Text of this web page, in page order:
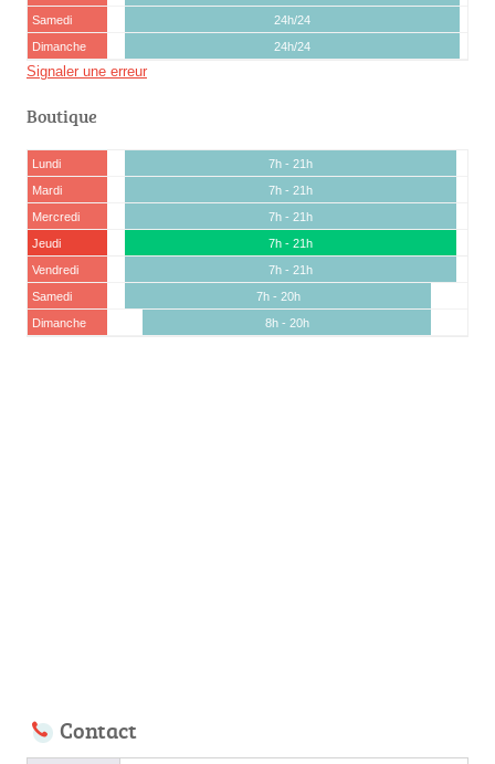
Samedi
24h/24
Dimanche
24h/24
Signaler une erreur
Boutique
Lundi
7h - 21h
Mardi
7h - 21h
Mercredi
7h - 21h
Jeudi
7h - 21h
Vendredi
7h - 21h
Samedi
7h - 20h
Dimanche
8h - 20h
Contact